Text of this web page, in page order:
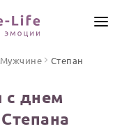
Мужчине Степан
с днем